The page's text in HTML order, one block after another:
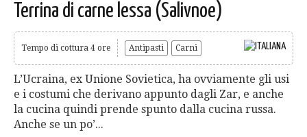
Terrina di carne lessa (Salivnoe)
Tempo di cottura 4 ore Antipasti Carni
L’Ucraina, ex Unione Sovietica, ha ovviamente gli usi
e i costumi che derivano appunto dagli Zar, e anche
la cucina quindi prende spunto dalla cucina russa.
Anche se un po’...